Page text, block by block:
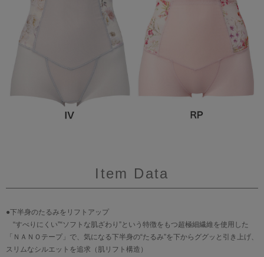
Item Data
●下半身のたるみをリフトアップ
“すべりにくい”“ソフトな肌ざわり”という特徴をもつ超極細繊維を使用した
「ＮＡＮＯテープ」で、気になる下半身の“たるみ”を下からググッと引き上げ、
スリムなシルエットを追求（肌リフト構造）